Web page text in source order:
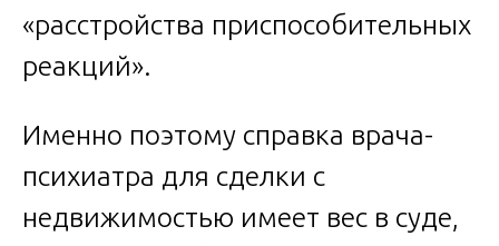
«расстройства приспособительных
реакций».
Именно поэтому справка врача-
психиатра для сделки с
недвижимостью имеет вес в суде,